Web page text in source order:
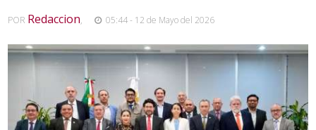
POR Redaccion, 05:44 - 12 de Mayo del 2026